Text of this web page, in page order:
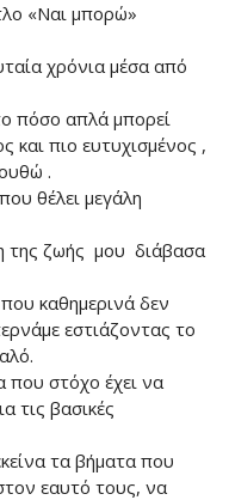
«Ναι μπορώ»
χρόνια μέσα από
πόσο απλά μπορεί
και πιο ευτυχισμένος ,
.
θέλει μεγάλη
της ζωής μου διάβασα
καθημερινά δεν
εστιάζοντας το
που στόχο έχει να
τις βασικές
τα βήματα που
εαυτό τους, να